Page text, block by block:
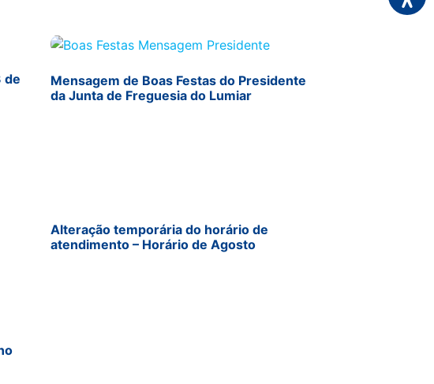
de
Mensagem de Boas Festas do Presidente
da Junta de Freguesia do Lumiar
Alteração temporária do horário de
atendimento – Horário de Agosto